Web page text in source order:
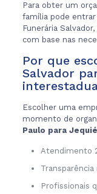
Para obter um
família pode
Funerária
com base nas
Por que
Salvador
Escolher uma
momento de
Paulo para Jequié
Atendimento
Profissionais